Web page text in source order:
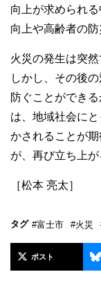
向上が求められ
向上や高齢者の防
火災の発生は突
しかし、その後
防ぐことができ
は、地域社会に
かされることが
が、再び立ち上
［松本 亮太］
タグ #富士市 #火災
ポスト